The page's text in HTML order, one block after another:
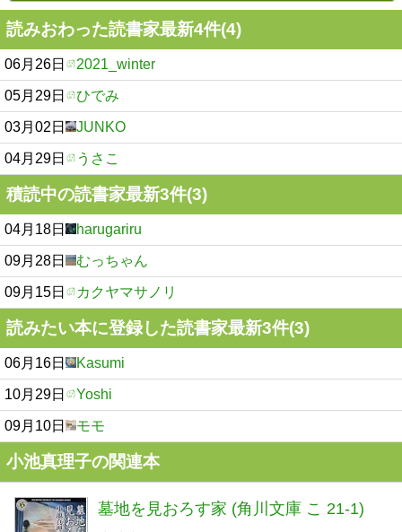
読みおわった読書家最新4件(4)
06月26日 2021_winter
05月29日 ひでみ
03月02日 JUNKO
04月29日 うさこ
積読中の読書家最新3件(3)
04月18日 harugariru
09月28日 むっちゃん
09月15日 カクヤマサノリ
読みたい本に登録した読書家最新3件(3)
06月16日 Kasumi
10月29日 Yoshi
09月10日 モモ
小池真理子の関連本
墓地を見おろす家 (角川文庫 こ 21-1)